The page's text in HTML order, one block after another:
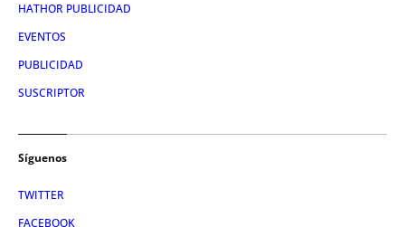
HATHOR PUBLICIDAD
EVENTOS
PUBLICIDAD
SUSCRIPTOR
Síguenos
TWITTER
FACEBOOK